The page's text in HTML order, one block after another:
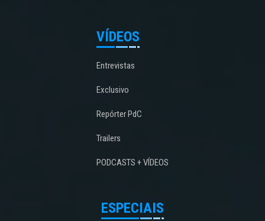
VÍDEOS
Entrevistas
Exclusivo
Repórter PdC
Trailers
PODCASTS + VÍDEOS
ESPECIAIS